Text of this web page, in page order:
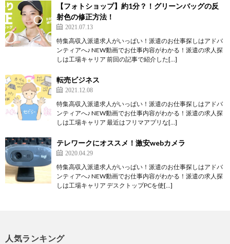
【フォトショップ】約1分？！グリーンバッグの反
射色の修正方法！
2021.07.13
特集高収入派遣求人がいっぱい！派遣のお仕事探しはアドバ
ンティアへ♪ NEW動画でお仕事内容がわかる！派遣の求人探
しは工場キャリア 前回の記事で紹介した[…]
転売ビジネス
2021.12.08
特集高収入派遣求人がいっぱい！派遣のお仕事探しはアドバ
ンティアへ♪ NEW動画でお仕事内容がわかる！派遣の求人探
しは工場キャリア 最近はフリマアプリな[…]
テレワークにオススメ！激安webカメラ
2020.04.29
特集高収入派遣求人がいっぱい！派遣のお仕事探しはアドバ
ンティアへ♪ NEW動画でお仕事内容がわかる！派遣の求人探
しは工場キャリア デスクトップPCを使[…]
人気ランキング